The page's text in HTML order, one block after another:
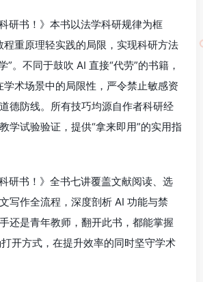
研书！》本书以法学科研规律为框
程重原理轻实践的局限，实现科研方法
”。不同于鼓吹 AI 直接“代劳”的书籍，
学术场景中的局限性，严令禁止敏感资
德防线。所有技巧均源自作者科研经
学试验验证，提供“拿来即用”的实用指
研书！》全书七讲覆盖文献阅读、选
写作全流程，深度剖析 AI 功能与禁
还是青年教师，翻开此书，都能掌握
开方式，在提升效率的同时坚守学术